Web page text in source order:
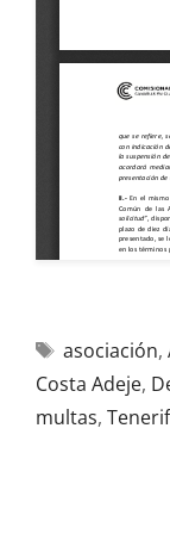
asociación,
Costa Adeje,
multas,